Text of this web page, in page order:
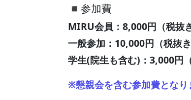
◾️参加費
MIRU会員：8,000円（税抜
一般参加：10,000円（税抜き
学生(院生も含む)：3,000円
※懇親会を含む参加費となり